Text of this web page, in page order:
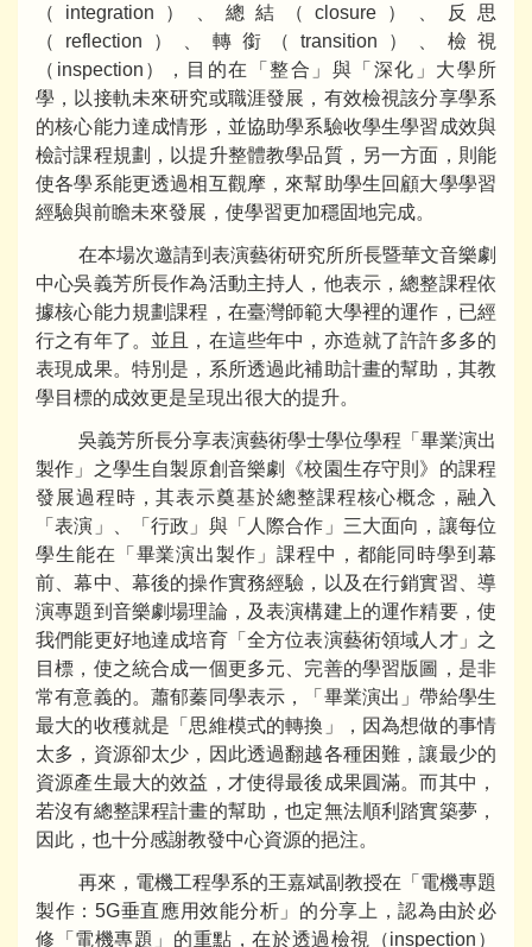
（integration）、總結（closure）、反思
（reflection）、轉銜（transition）、檢視
（inspection），目的在「整合」與「深化」大學所
學，以接軌未來研究或職涯發展，有效檢視該分享學系
的核心能力達成情形，並協助學系驗收學生學習成效與
檢討課程規劃，以提升整體教學品質，另一方面，則能
使各學系能更透過相互觀摩，來幫助學生回顧大學學習
經驗與前瞻未來發展，使學習更加穩固地完成。
在本場次邀請到表演藝術研究所所長暨華文音樂劇
中心吳義芳所長作為活動主持人，他表示，總整課程依
據核心能力規劃課程，在臺灣師範大學裡的運作，已經
行之有年了。並且，在這些年中，亦造就了許許多多的
表現成果。特別是，系所透過此補助計畫的幫助，其教
學目標的成效更是呈現出很大的提升。
吳義芳所長分享表演藝術學士學位學程「畢業演出
製作」之學生自製原創音樂劇《校園生存守則》的課程
發展過程時，其表示奠基於總整課程核心概念，融入
「表演」、「行政」與「人際合作」三大面向，讓每位
學生能在「畢業演出製作」課程中，都能同時學到幕
前、幕中、幕後的操作實務經驗，以及在行銷實習、導
演專題到音樂劇場理論，及表演構建上的運作精要，使
我們能更好地達成培育「全方位表演藝術領域人才」之
目標，使之統合成一個更多元、完善的學習版圖，是非
常有意義的。蕭郁蓁同學表示，「畢業演出」帶給學生
最大的收穫就是「思維模式的轉換」，因為想做的事情
太多，資源卻太少，因此透過翻越各種困難，讓最少的
資源產生最大的效益，才使得最後成果圓滿。而其中，
若沒有總整課程計畫的幫助，也定無法順利踏實築夢，
因此，也十分感謝教發中心資源的挹注。
再來，電機工程學系的王嘉斌副教授在「電機專題
製作：5G垂直應用效能分析」的分享上，認為由於必
修「電機專題」的重點，在於透過檢視（inspection）